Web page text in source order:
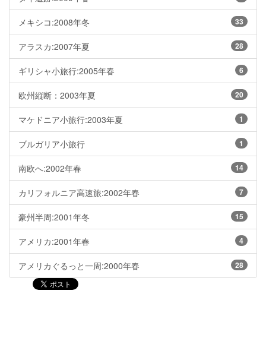
メキシコ:2008年冬 33
アラスカ:2007年夏 28
ギリシャ小旅行:2005年春 6
欧州縦断：2003年夏 20
マケドニア小旅行:2003年夏 1
ブルガリア小旅行 1
南欧へ:2002年春 14
カリフォルニア高速旅:2002年春 7
豪州半周:2001年冬 15
アメリカ:2001年春 4
アメリカぐるっと一周:2000年春 28